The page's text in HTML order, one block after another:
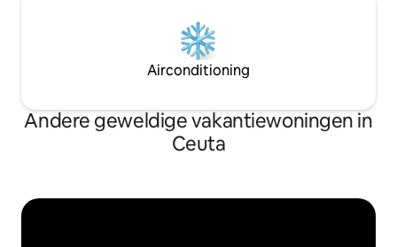
Airconditioning
Andere geweldige vakantiewoningen in
Ceuta